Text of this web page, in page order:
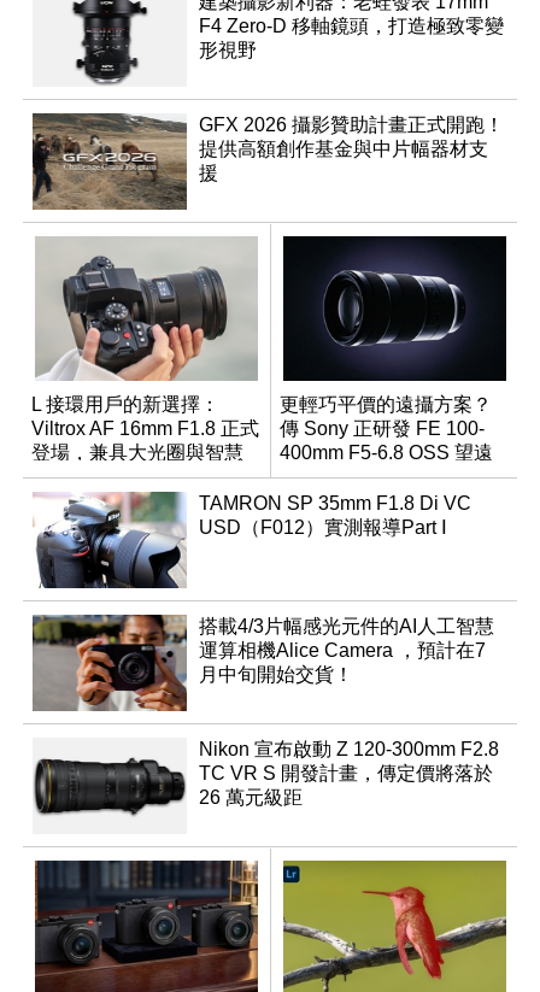
F4 Zero-D 移軸鏡頭，打造極致零變
形視野
GFX 2026 攝影贊助計畫正式開跑！
提供高額創作基金與中片幅器材支
援
L 接環用戶的新選擇：
Viltrox AF 16mm F1.8 正式
登場，兼具大光圈與智慧
數位介面
更輕巧平價的遠攝方案？
傳 Sony 正研發 FE 100-
400mm F5-6.8 OSS 望遠
變焦鏡頭
TAMRON SP 35mm F1.8 Di VC
USD（F012）實測報導Part Ⅰ
搭載4/3片幅感光元件的AI人工智慧
運算相機Alice Camera ，預計在7
月中旬開始交貨！
Nikon 宣布啟動 Z 120-300mm F2.8
TC VR S 開發計畫，傳定價將落於
26 萬元級距